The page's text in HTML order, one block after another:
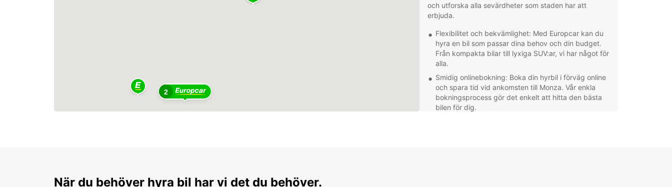
2
och utforska alla sevärdheter som staden har att
erbjuda.
Flexibilitet och bekvämlighet: Med Europcar kan du
hyra en bil som passar dina behov och din budget.
Från kompakta bilar till lyxiga SUV:ar, vi har något för
alla.
Smidig onlinebokning: Boka din hyrbil i förväg online
och spara tid vid ankomsten till Monza. Vår enkla
bokningsprocess gör det enkelt att hitta den bästa
bilen för dig.
När du behöver hyra bil har vi det du behöver.